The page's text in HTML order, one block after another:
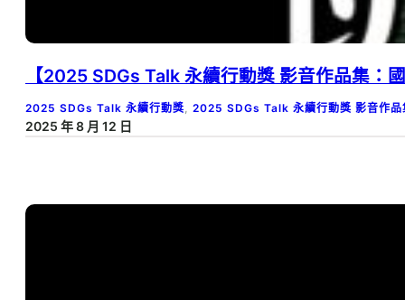
【2025 SDGs Talk 永續行動獎 影音作品集
2025 SDGs Talk 永續行動獎 2025 SDGs Talk 永續行動獎 影音作品
2025 年 8 月 12 日